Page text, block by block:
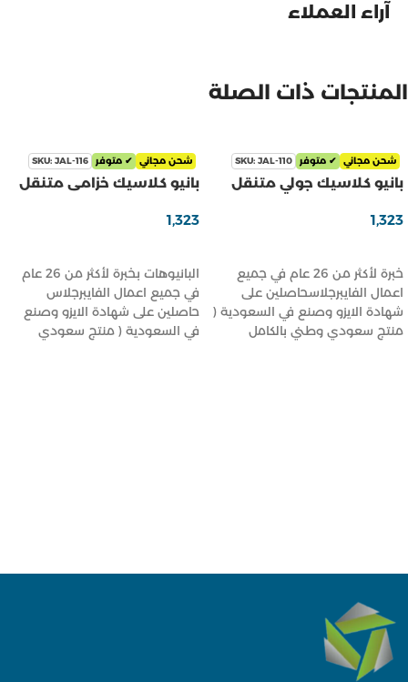
آراء العملاء
المنتجات ذات الصلة
شحن مجاني ✔ متوفر SKU: JAL-110
بانيو كلاسيك جولي متنقل
1,323
خبرة لأكثر من 26 عام في جميع
اعمال الفايبرجلاسحاصلين على
شهادة الايزو وصنع في السعودية (
منتج سعودي وطني بالكامل
شحن مجاني ✔ متوفر SKU: JAL-116
بانيو كلاسيك خزامى متنقل
1,323
البانيوهات بخبرة لأكثر من 26 عام
في جميع اعمال الفايبرجلاس
حاصلين على شهادة الايزو وصنع
في السعودية ( منتج سعودي